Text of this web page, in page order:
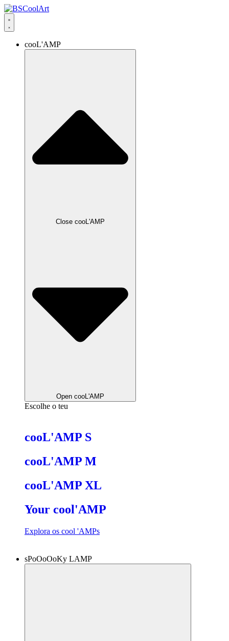
cooL'AMP
Close cooL'AMP
Open cooL'AMP
Escolhe o teu
cooL'AMP S
cooL'AMP M
cooL'AMP XL
Your cool'AMP
Explora os cool 'AMPs
sPoOoOoKy LAMP